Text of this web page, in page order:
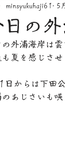
日の
minsyukuhaji61 5
の外浦海岸は
も夏を感じさ
日からは下田
のあじさいも